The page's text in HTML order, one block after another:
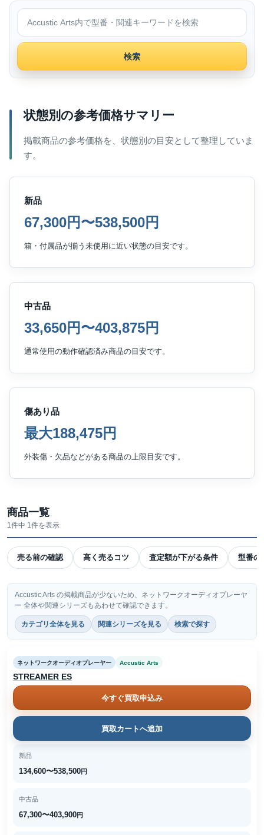
Accustic Arts内で検索
検索
状態別の参考価格サマリー
掲載商品の参考価格を、状態別の目安として整理していま
す。
新品
67,300円〜538,500円
箱・付属品が揃う未使用に近い状態の目安です。
中古品
33,650円〜403,875円
通常使用の動作確認済み商品の目安です。
傷あり品
最大188,475円
外装傷・欠品などがある商品の上限目安です。
商品一覧
1件中 1件を表示
売る前の確認 高く売るコツ 査定額が下がる条件 型番の
Accustic Arts の掲載商品が少ないため、ネットワークオーディオプレーヤ
ー 全体や関連シリーズもあわせて確認できます。
カテゴリ全体を見る 関連シリーズを見る 検索で探す
ネットワークオーディオプレーヤー Accustic Arts
STREAMER ES
今すぐ買取申込み
買取カートへ追加
新品
134,600〜538,500円
中古品
67,300〜403,900円